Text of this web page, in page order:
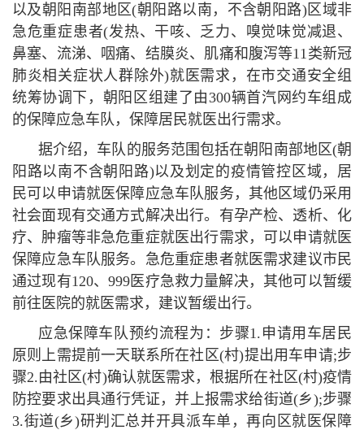
以及朝阳南部地区(朝阳路以南，不含朝阳路)区域非
急危重症患者(发热、干咳、乏力、嗅觉味觉减退、
鼻塞、流涕、咽痛、结膜炎、肌痛和腹泻等11类新冠
肺炎相关症状人群除外)就医需求，在市交通安全组
统筹协调下，朝阳区组建了由300辆首汽网约车组成
的保障应急车队，保障居民就医出行需求。
据介绍，车队的服务范围包括在朝阳南部地区(朝
阳路以南不含朝阳路)以及划定的疫情管控区域，居
民可以申请就医保障应急车队服务，其他区域仍采用
社会面现有交通方式解决出行。有孕产检、透析、化
疗、肿瘤等非急危重症就医出行需求，可以申请就医
保障应急车队服务。急危重症患者就医需求建议市民
通过现有120、999医疗急救力量解决，其他可以暂缓
前往医院的就医需求，建议暂缓出行。
应急保障车队预约流程为：步骤1.申请用车居民
原则上需提前一天联系所在社区(村)提出用车申请;步
骤2.由社区(村)确认就医需求，根据所在社区(村)疫情
防控要求出具通行凭证，并上报需求给街道(乡);步骤
3.街道(乡)研判汇总并开具派车单，再向区就医保障